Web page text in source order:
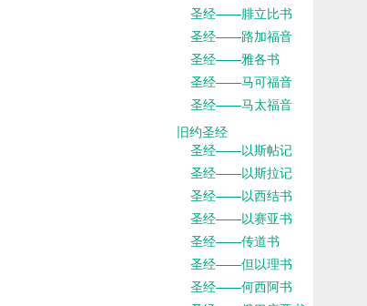
圣经——腓立比书
圣经——路加福音
圣经——雅各书
圣经——马可福音
圣经——马太福音
旧约圣经
圣经——以斯帖记
圣经——以斯拉记
圣经——以西结书
圣经——以赛亚书
圣经——传道书
圣经——但以理书
圣经——何西阿书